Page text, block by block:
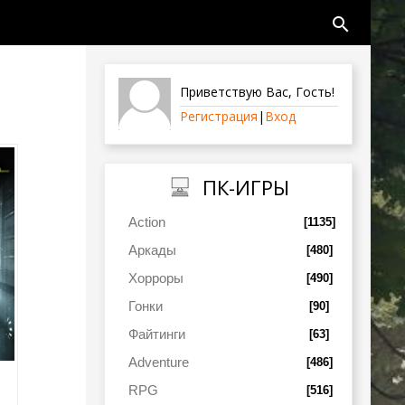
search
Приветствую Вас, Гость!
Регистрация | Вход
ПК-ИГРЫ
Action [1135]
Аркады [480]
Хорроры [490]
Гонки [90]
Файтинги [63]
Adventure [486]
RPG [516]